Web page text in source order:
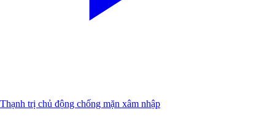
Thạnh trị chủ động chống mặn xâm nhập